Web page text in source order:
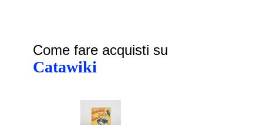
Come fare acquisti su
Catawiki